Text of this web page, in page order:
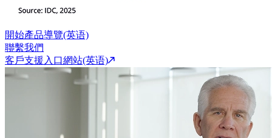
開始產品導覽(英语)
聯繫我們
客戶支援入口網站(英语)